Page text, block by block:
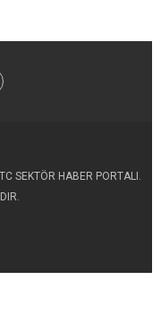
SEKTÖR HABER PORTALI.